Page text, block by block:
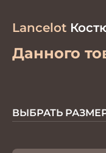
Lancelot
Данного
ВЫБРАТЬ